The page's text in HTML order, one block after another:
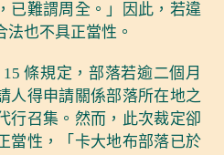
已難謂周全。」因此，若違
也不具正當性。
條規定，部落若逾二個月
人得申請關係部落所在地之
行召集。然而，此次裁定卻
當性，「卡大地布部落已於